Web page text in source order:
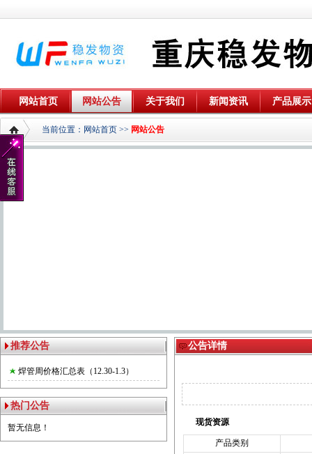
网站首页 网站公告 关于我们 新闻资讯 产品展示
当前位置： 网站首页 >> 网站公告
推荐公告
焊管周价格汇总表（12.30-1.3）
热门公告
暂无信息！
公告详情
现货资源
产品类别